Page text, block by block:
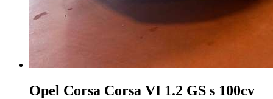
Opel Corsa Corsa VI 1.2 GS s 100cv